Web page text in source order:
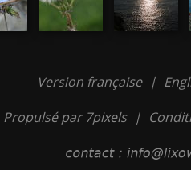
Version française |
Propulsé par 7pixels |